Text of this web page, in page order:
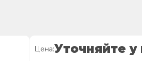
Цена:Уточняйте